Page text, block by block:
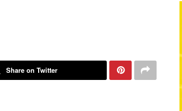
Share on Twitter